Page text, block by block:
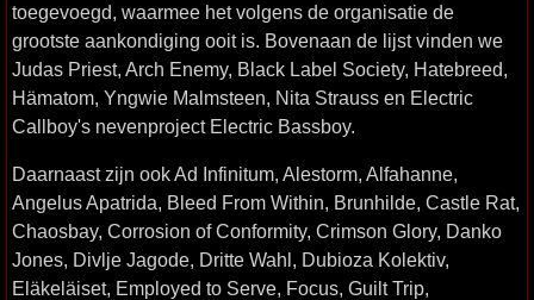
toegevoegd, waarmee het volgens de organisatie de
grootste aankondiging ooit is. Bovenaan de lijst vinden we
Judas Priest, Arch Enemy, Black Label Society, Hatebreed,
Hämatom, Yngwie Malmsteen, Nita Strauss en Electric
Callboy's nevenproject Electric Bassboy.
Daarnaast zijn ook Ad Infinitum, Alestorm, Alfahanne,
Angelus Apatrida, Bleed From Within, Brunhilde, Castle Rat,
Chaosbay, Corrosion of Conformity, Crimson Glory, Danko
Jones, Divlje Jagode, Dritte Wahl, Dubioza Kolektiv,
Eläkeläiset, Employed to Serve, Focus, Guilt Trip,